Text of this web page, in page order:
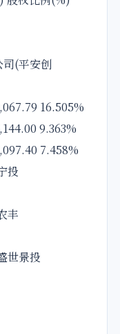
(平安创
16.505%
9.363%
7.458%
投
丰
世景投